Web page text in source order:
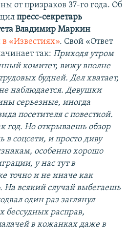
от призраков 37-го года. Об
пресс-секретарь
Владимир Маркин
«Известиях». Свой «Ответ
так: Приходя утром
комитет, вижу вполне
будней. Дел хватает,
наблюдается. Девушки
серьезные, иногда
посетителя с повесткой.
год. Но открываешь обзор
в соцсети, и просто диву
особенно хорошо
у нас тут в
точно и не иначе как
На всякий случай выбегаешь
один раз заглянул
расправ,
в кожанках даже в